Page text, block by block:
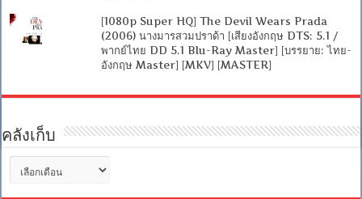
[1080p Super HQ] The Devil Wears Prada
(2006) นางมารสวมปราด้า [เสียงอังกฤษ DTS: 5.1 /
พากย์ไทย DD 5.1 Blu-Ray Master] [บรรยาย: ไทย-
อังกฤษ Master] [MKV] [MASTER]
คลังเก็บ
คลัง
เก็บ